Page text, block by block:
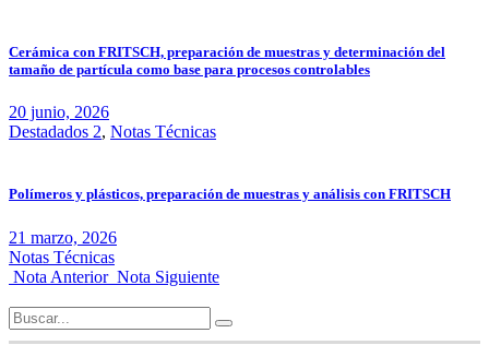
Cerámica con FRITSCH, preparación de muestras y determinación del
tamaño de partícula como base para procesos controlables
20 junio, 2026
Destadados 2, Notas Técnicas
Polímeros y plásticos, preparación de muestras y análisis con FRITSCH
21 marzo, 2026
Notas Técnicas
Nota Anterior Nota Siguiente
Search
for: